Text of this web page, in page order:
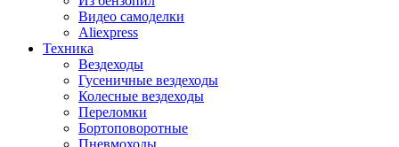
Видео самоделки
Aliexpress
Техника
Вездеходы
Гусеничные вездеходы
Колесные вездеходы
Переломки
Бортоповоротные
Пневмоходы